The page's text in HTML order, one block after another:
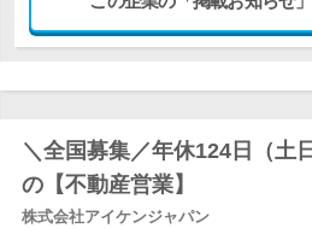
＼全国募集／年休124日（土
の【不動産営業】
株式会社アイケンジャパン